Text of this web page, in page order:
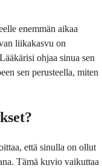
enemmän aikaa
liikakasvu on
ohjaa sinua sen
sen perusteella, miten
että sinulla on ollut
Tämä kuvio vaikuttaa